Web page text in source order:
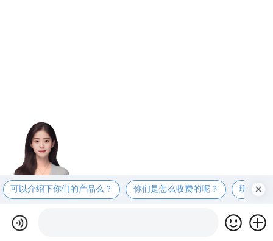
可以介绍下你们的产品么？ 你们是怎么收费的呢？ 现在有